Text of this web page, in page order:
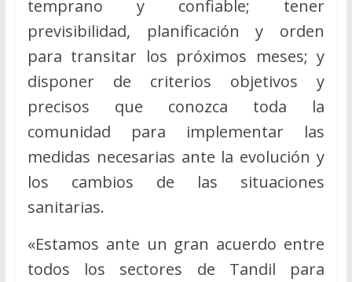
temprano y confiable; tener
previsibilidad, planificación y orden
para transitar los próximos meses; y
disponer de criterios objetivos y
precisos que conozca toda la
comunidad para implementar las
medidas necesarias ante la evolución y
los cambios de las situaciones
sanitarias.
«Estamos ante un gran acuerdo entre
todos los sectores de Tandil para